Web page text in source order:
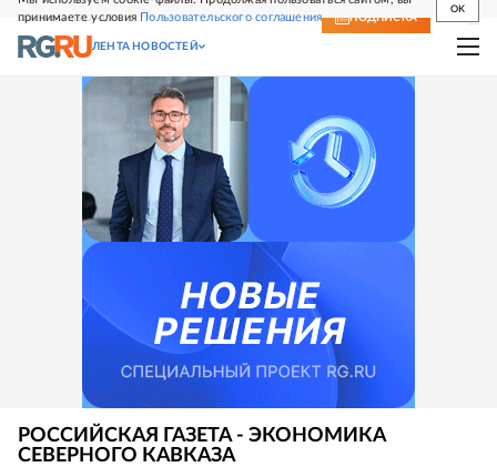
принимаете условия Пользовательского соглашения
OK
СВЕЖИЙ НОМЕР ПОДПИСКА
ЛЕНТА НОВОСТЕЙ
РОССИЙСКАЯ ГАЗЕТА - ЭКОНОМИКА
СЕВЕРНОГО КАВКАЗА